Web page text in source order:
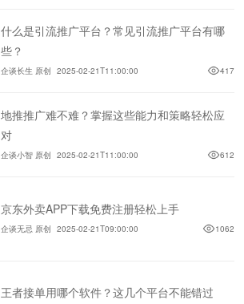
什么是引流推广平台？常见引流推广平台有哪
些？
企谈长生 原创 2025-02-21T11:00:00 417
地推推广难不难？掌握这些能力和策略轻松应
对
企谈小智 原创 2025-02-21T11:00:00 612
京东外卖APP下载免费注册轻松上手
企谈无忌 原创 2025-02-21T09:00:00 1062
王者接单用哪个软件？这几个平台不能错过